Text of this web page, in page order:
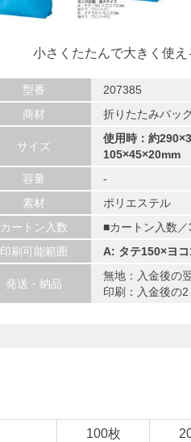
小さくたたんで大きく使え
型番
207385
商材
折りたたみバッ
サイズ
使用時：約
105×45×20mm
容量
-
素材
ポリエステル
カートン入数
■カートン入数／
印刷可能範囲
A: タテ150×ヨ
発送・納品
無地：入金後の
印刷：入金後の
100枚